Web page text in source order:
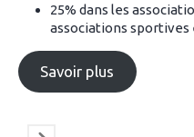
25% dans les
associations sportives
Savoir plus